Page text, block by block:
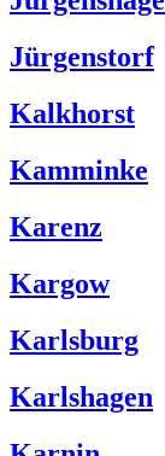
Jürgenstorf
Kalkhorst
Kamminke
Karenz
Kargow
Karlsburg
Karlshagen